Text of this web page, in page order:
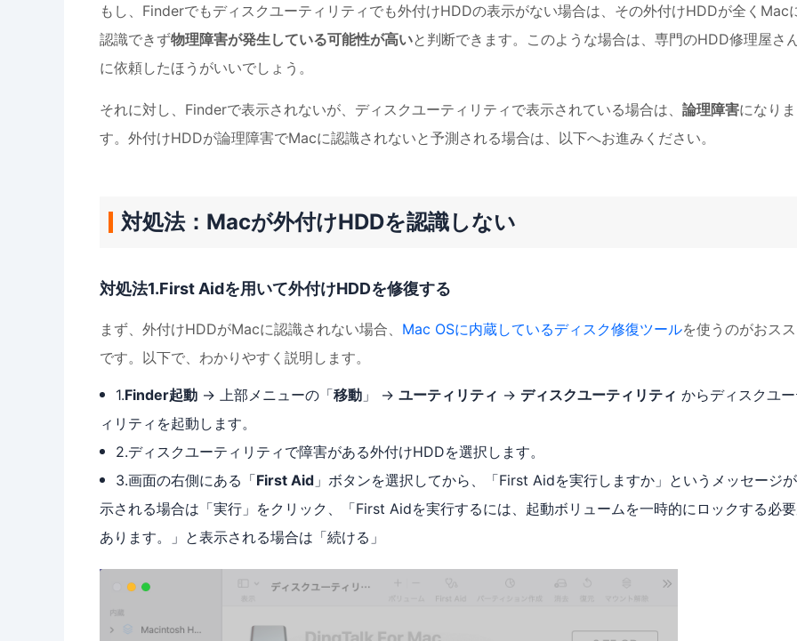
もし、Finderでもディスクユーティリティでも外付けHDDの表示がない場合は、その外付けHDDが全くMac
認識できず物理障害が発生している可能性が高いと判断できます。このような場合は、専門のHDD修理屋さ
に依頼したほうがいいでしょう。
それに対し、Finderで表示されないが、ディスクユーティリティで表示されている場合は、 論理障害になりま
す。外付けHDDが論理障害でMacに認識されないと予測される場合は、以下へお進みください。
対処法：Macが外付けHDDを認識しない
対処法1.First Aidを用いて外付けHDDを修復する
まず、外付けHDDがMacに認識されない場合、 Mac OSに内蔵しているディスク修復ツールを使うのがおス
です。以下で、わかりやすく説明します。
1.Finder起動 → 上部メニューの「移動 」 → ユーティリティ → ディスクユーティリティ からディスクユ
ィリティを起動します。
2.ディスクユーティリティで障害がある外付けHDDを選択します。
3.画面の右側にある「First Aid 」ボタンを選択してから、「First Aidを実行しますか」というメッセージ
示される場合は「実行」をクリック、「First Aidを実行するには、起動ボリュームを一時的にロックする必
あります。」と表示される場合は「続ける」